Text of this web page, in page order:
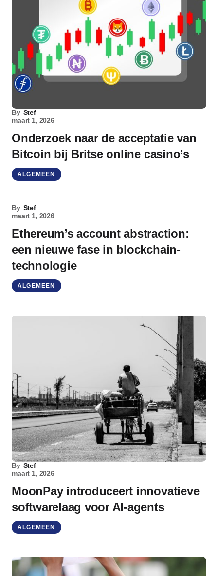
By Stef
maart 1, 2026
Onderzoek naar de acceptatie van
Bitcoin bij Britse online casino’s
ALGEMEEN
By Stef
maart 1, 2026
Ethereum’s account abstraction:
een nieuwe fase in blockchain-
technologie
ALGEMEEN
By Stef
maart 1, 2026
MoonPay introduceert innovatieve
softwarelaag voor AI-agents
ALGEMEEN